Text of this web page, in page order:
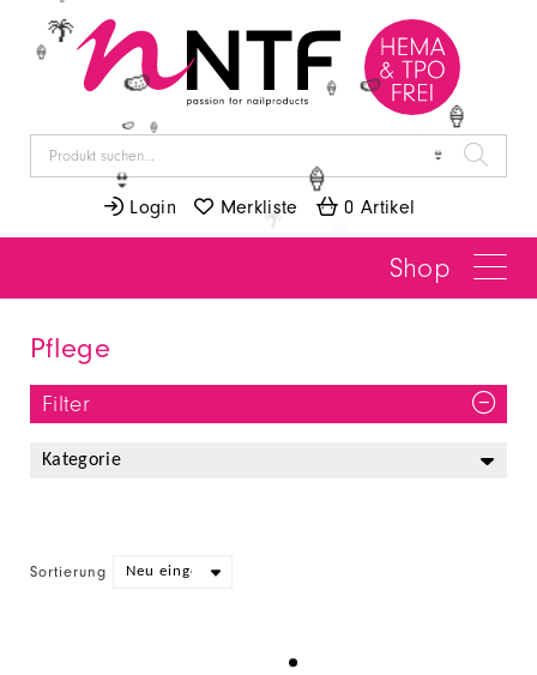
 Login  Merkliste  0 Artikel
Shop
Pflege
Filter
Sortierung
👙
👙
🍦
🍦
🍉 🍦
🍦 🍉
🍉
🍦
🌴
🍦